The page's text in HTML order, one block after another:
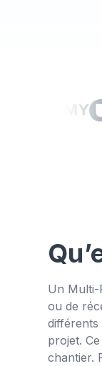
Un Multi-
ou de
différents
projet.
chantier.